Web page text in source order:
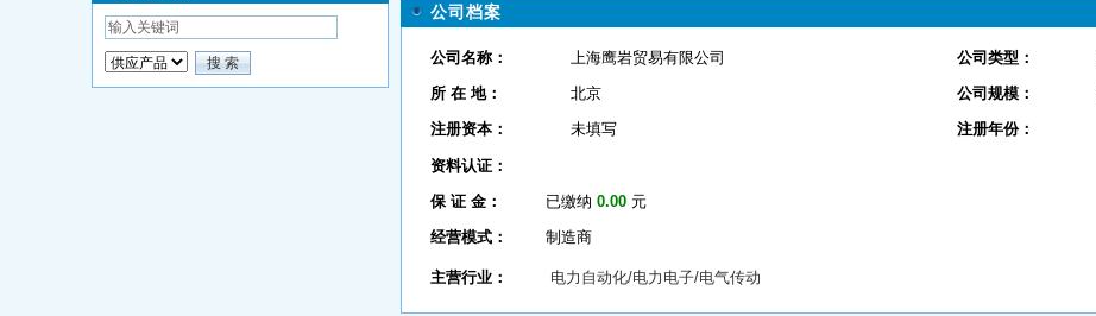
公司档案
公司名称： 上海鹰岩贸易有限公司 公司类型：
所 在 地：
北京 公司规模：
注册资本：
未填写 注册年份：
资料认证：
保 证 金：
已缴纳 0.00元
经营模式：
制造商
主营行业： 电力自动化/电力电子/电气传动